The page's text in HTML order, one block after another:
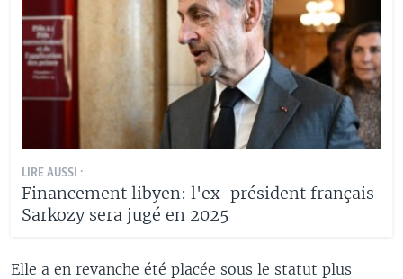
LIRE AUSSI :
Financement libyen: l'ex-président français
Sarkozy sera jugé en 2025
Elle a en revanche été placée sous le statut plus